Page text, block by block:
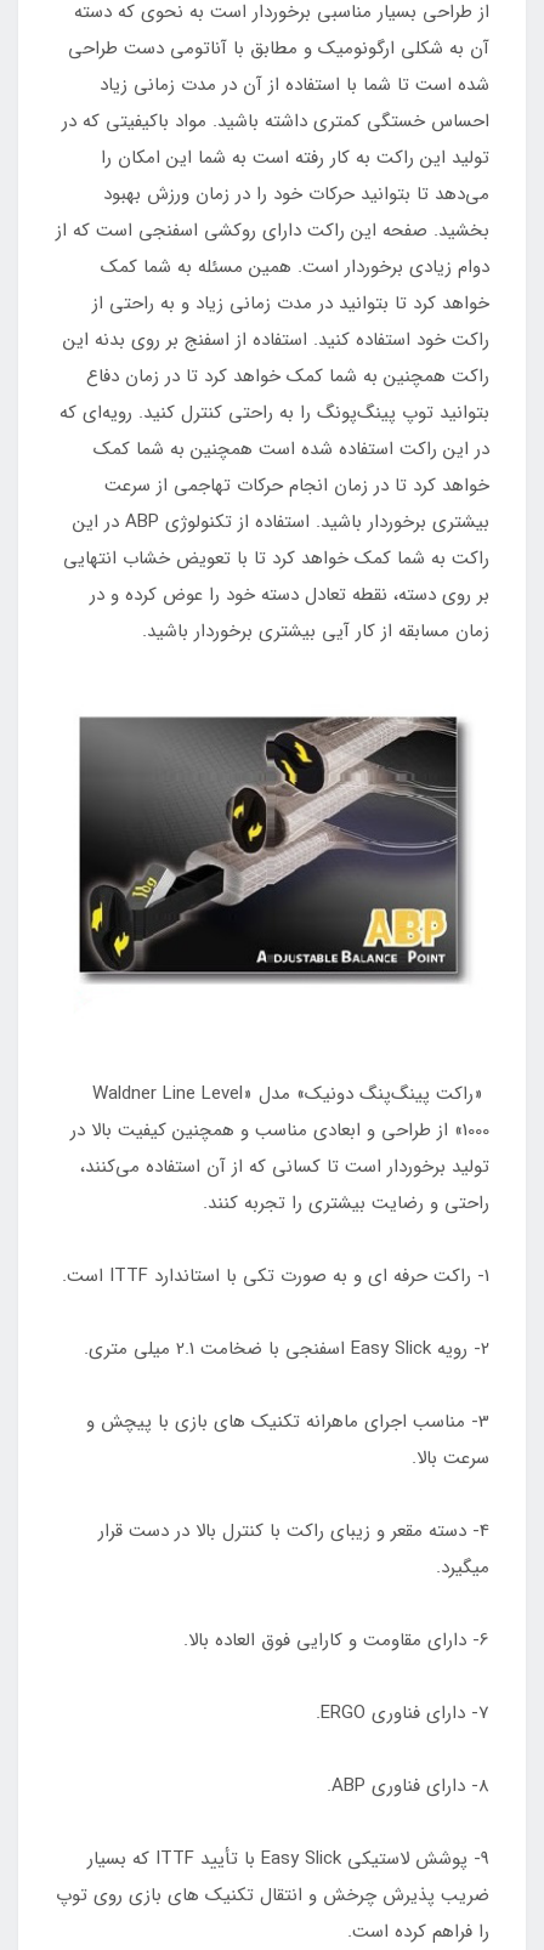
از طراحی بسیار مناسبی برخوردار است به نحوی که دسته
آن به شکلی ارگونومیک و مطابق با آناتومی دست طراحی
شده است تا شما با استفاده از آن در مدت زمانی زیاد
احساس خستگی کمتری داشته باشید. مواد با‌کیفیتی که در
تولید این راکت به کار رفته است به شما این امکان را
می‌دهد تا بتوانید حرکات خود را در زمان ورزش بهبود
بخشید. صفحه این راکت دارای روکشی اسفنجی است که از
دوام زیادی برخوردار است. همین مسئله به شما کمک
خواهد کرد تا بتوانید در مدت زمانی زیاد و به راحتی از
راکت خود استفاده کنید. استفاده از اسفنج بر روی بدنه این
راکت همچنین به شما کمک خواهد کرد تا در زمان دفاع
بتوانید توپ پینگ‌پونگ را به راحتی کنترل کنید. رویه‌ای که
در این راکت استفاده شده است همچنین به شما کمک
خواهد کرد تا در زمان انجام حرکات تهاجمی از سرعت
بیشتری برخوردار باشید. استفاده از تکنولوژی ABP در این
راکت به شما کمک خواهد کرد تا با تعویض خشاب انتهایی
بر روی دسته، نقطه تعادل دسته خود را عوض کرده و در
زمان مسابقه از کار آیی بیشتری برخوردار باشید.
«راکت پینگ‌پنگ دونیک» مدل «Waldner Line Level
1000» از طراحی و ابعادی مناسب و همچنین کیفیت بالا در
تولید برخوردار است تا کسانی که از آن استفاده می‌کنند،
راحتی و رضایت بیشتری را تجربه کنند.
1- راکت حرفه ای و به صورت تکی با استاندارد ITTF است.
2- رویه Easy Slick اسفنجی با ضخامت 2.1 میلی متری.
3- مناسب اجرای ماهرانه تکنیک های بازی با پیچش و
سرعت بالا.
4- دسته مقعر و زیبای راکت با کنترل بالا در دست قرار
میگیرد.
6- دارای مقاومت و کارایی فوق العاده بالا.
7- دارای فناوری ERGO.
8- دارای فناوری ABP.
9- پوشش لاستیکی Easy Slick با تأیید ITTF که بسیار
ضریب پذیرش چرخش و انتقال تکنیک های بازی روی توپ
را فراهم کرده است.